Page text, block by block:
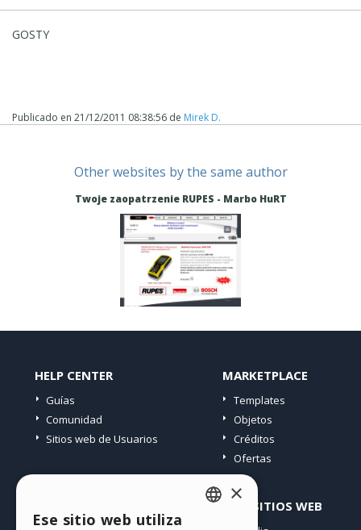
GOSTY
Publicado en 21/12/2011 08:38:56 de Mirek D.
Other websites by the same author
Twoje zaopatrzenie RUPES - Marbo HuRT
HELP CENTER
Guías
Comunidad
Sitios web de Usuarios
MARKETPLACE
Templates
Objetos
Créditos
Ofertas
OTROS SITIOS WEB
×
Ese sitio web utiliza